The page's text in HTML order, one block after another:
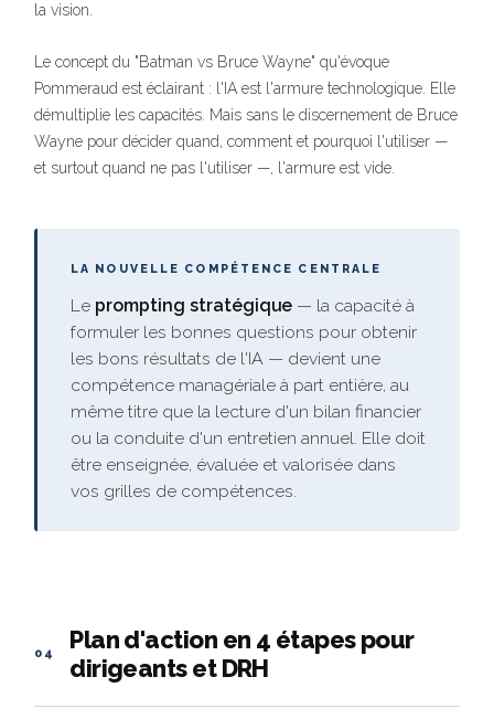
la vision.
Le concept du "Batman vs Bruce Wayne" qu'évoque
Pommeraud est éclairant : l'IA est l'armure technologique. Elle
démultiplie les capacités. Mais sans le discernement de Bruce
Wayne pour décider quand, comment et pourquoi l'utiliser —
et surtout quand ne pas l'utiliser —, l'armure est vide.
LA NOUVELLE COMPÉTENCE CENTRALE
Le prompting stratégique — la capacité à
formuler les bonnes questions pour obtenir
les bons résultats de l'IA — devient une
compétence managériale à part entière, au
même titre que la lecture d'un bilan financier
ou la conduite d'un entretien annuel. Elle doit
être enseignée, évaluée et valorisée dans
vos grilles de compétences.
04
Plan d'action en 4 étapes pour
dirigeants et DRH